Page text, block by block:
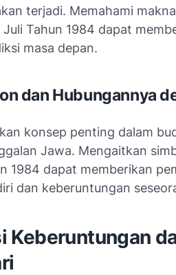
terjadi. Memahami
Juli Tahun 1984 dapat
masa depan.
dan Hubungannya
konsep penting dalam
Jawa. Mengaitkan
1984 dapat memberikan
dan keberuntungan
Keberuntungan